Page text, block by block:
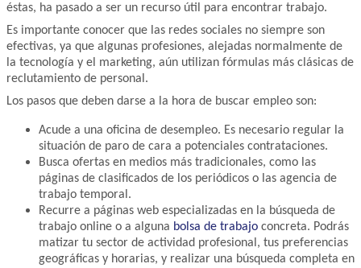
éstas, ha pasado a ser un recurso útil para encontrar trabajo.
Es importante conocer que las redes sociales no siempre son
efectivas, ya que algunas profesiones, alejadas normalmente de
la tecnología y el marketing, aún utilizan fórmulas más clásicas de
reclutamiento de personal.
Los pasos que deben darse a la hora de buscar empleo son:
Acude a una oficina de desempleo. Es necesario regular la
situación de paro de cara a potenciales contrataciones.
Busca ofertas en medios más tradicionales, como las
páginas de clasificados de los periódicos o las agencia de
trabajo temporal.
Recurre a páginas web especializadas en la búsqueda de
trabajo online o a alguna bolsa de trabajo concreta. Podrás
matizar tu sector de actividad profesional, tus preferencias
geográficas y horarias, y realizar una búsqueda completa en